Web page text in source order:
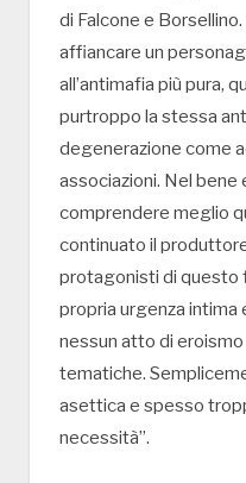
di Falcone e
affiancare un
all’antimafia più pura,
purtroppo la stessa
degenerazione come
associazioni. Nel bene
comprendere meglio
continuato il
protagonisti di questo
propria urgenza intima
nessun atto di
tematiche.
asettica e spesso
necessità”.